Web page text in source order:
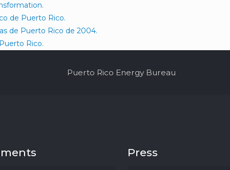
de Puerto Rico.
de Puerto Rico de 2004.
Rico.
Puerto Rico Energy Bureau
Press